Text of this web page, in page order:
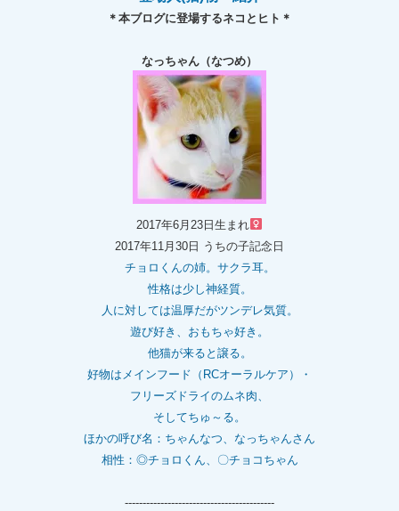
＊本ブログに登場するネコとヒト＊
なっちゃん（なつめ）
2017年6月23日生まれ
2017年11月30日 うちの子記念日
チョロくんの姉。 サクラ耳。
性格は少し神経質。
人に対しては温厚だがツンデレ気質。
遊び好き、おもちゃ好き。
他猫が来ると譲る。
好物はメインフード（RCオーラルケア）・
フリーズドライのムネ肉、
そしてちゅ～る。
ほかの呼び名：ちゃんなつ、なっちゃんさん
相性：◎チョロくん、〇チョコちゃん
------------------------------------------